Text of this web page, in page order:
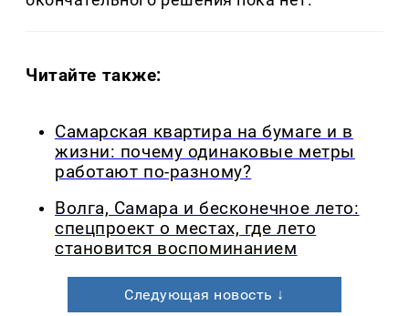
Читайте также:
Самарская квартира на бумаге и в
жизни: почему одинаковые метры
работают по-разному?
Волга, Самара и бесконечное лето:
спецпроект о местах, где лето
становится воспоминанием
Следующая новость ↓